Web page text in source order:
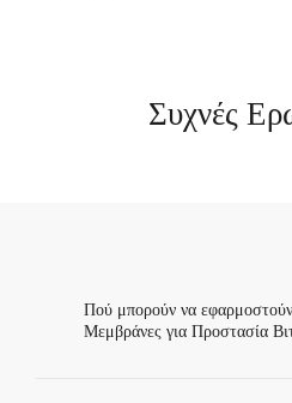
Συχνές
Πού μπορούν να
Μεμβράνες για Προστασία